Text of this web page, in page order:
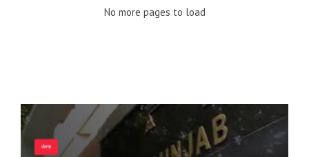
No more pages to load
ਪੰਜਾਬ